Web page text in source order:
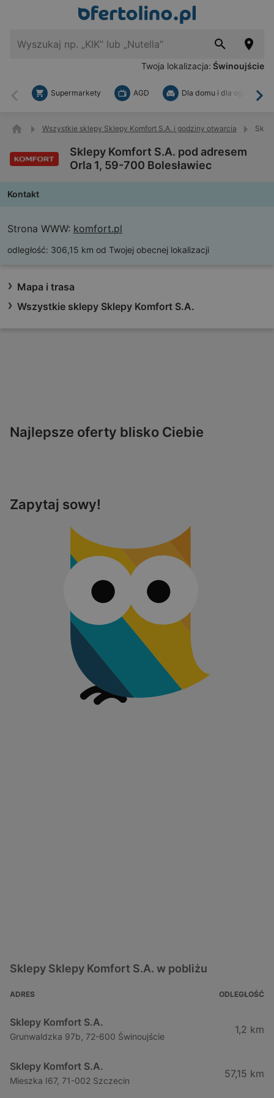
Twoja lokalizacja: Świnoujście
Wstecz
Supermarkety AGD Dla domu i dla ogrodu
Wszystkie sklepy Sklepy Komfort S.A. i godziny otwarcia
Sklepy Komfort S.A. pod adresem
Orla 1, 59-700 Bolesławiec
Kontakt
Strona WWW: komfort.pl
odległość: 306,15 km od Twojej obecnej lokalizacji
Mapa i trasa
Wszystkie sklepy Sklepy Komfort S.A.
Najlepsze oferty blisko Ciebie
Zapytaj sowy!
Sklepy Sklepy Komfort S.A. w pobliżu
ADRES ODLEGŁOŚĆ
Sklepy Komfort S.A.
Grunwaldzka 97b, 72-600 Świnoujście
1,2 km
Sklepy Komfort S.A.
Mieszka I67, 71-002 Szczecin
57,15 km